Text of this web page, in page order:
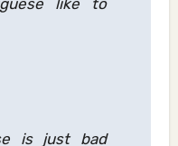
like to
is just bad